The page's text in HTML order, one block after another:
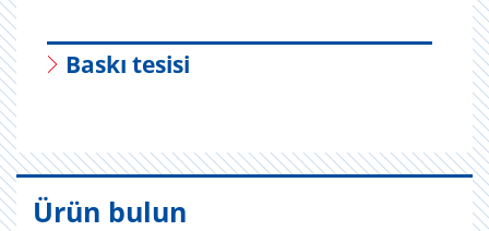
Baskı tesisi
Ürün bulun